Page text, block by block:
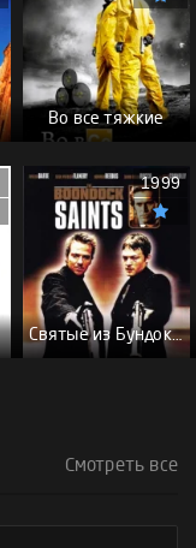
Во все тяжкие
Святые из Бундока \ Святые из трущоб - (Перевод Гоблина)
1999
Смотреть все